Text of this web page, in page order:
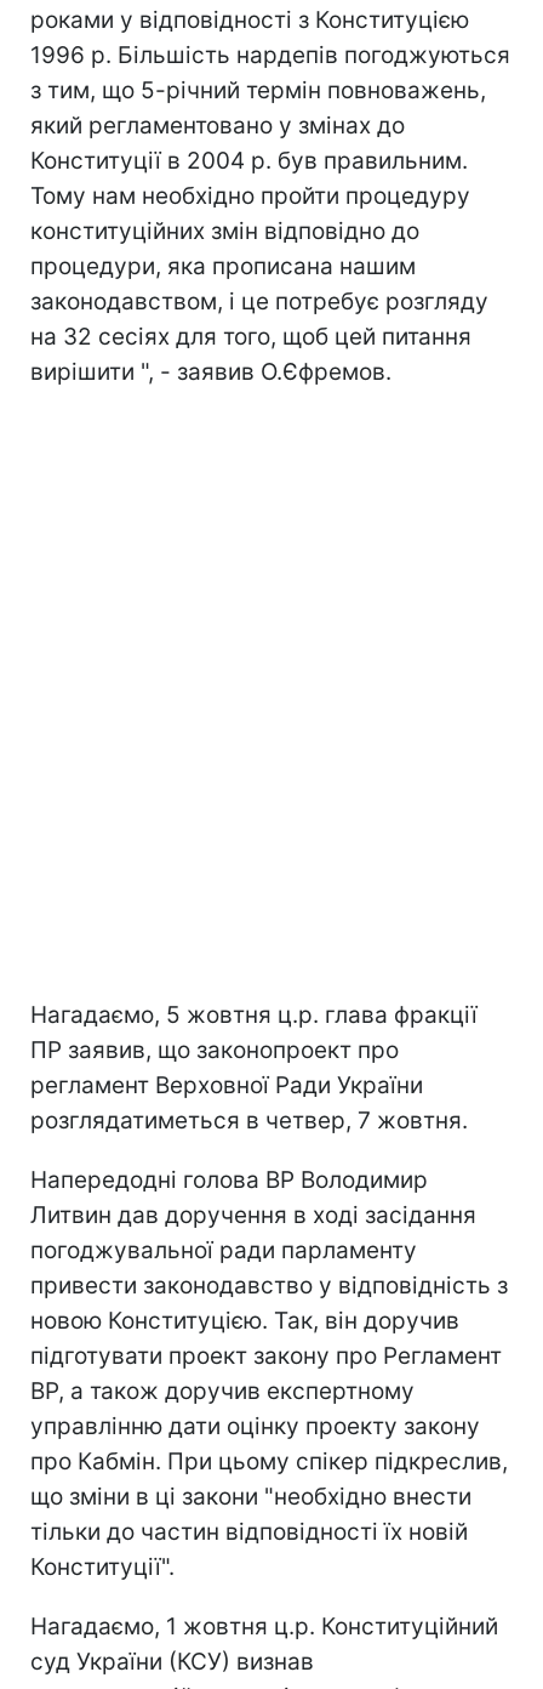
роками у відповідності з Конституцією
1996 р. Більшість нардепів погоджуються
з тим, що 5-річний термін повноважень,
який регламентовано у змінах до
Конституції в 2004 р. був правильним.
Тому нам необхідно пройти процедуру
конституційних змін відповідно до
процедури, яка прописана нашим
законодавством, і це потребує розгляду
на 32 сесіях для того, щоб цей питання
вирішити ", - заявив О.Єфремов.
Нагадаємо, 5 жовтня ц.р. глава фракції
ПР заявив, що законопроект про
регламент Верховної Ради України
розглядатиметься в четвер, 7 жовтня.
Напередодні голова ВР Володимир
Литвин дав доручення в ході засідання
погоджувальної ради парламенту
привести законодавство у відповідність з
новою Конституцією. Так, він доручив
підготувати проект закону про Регламент
ВР, а також доручив експертному
управлінню дати оцінку проекту закону
про Кабмін. При цьому спікер підкреслив,
що зміни в ці закони "необхідно внести
тільки до частин відповідності їх новій
Конституції".
Нагадаємо, 1 жовтня ц.р. Конституційний
суд України (КСУ) визнав